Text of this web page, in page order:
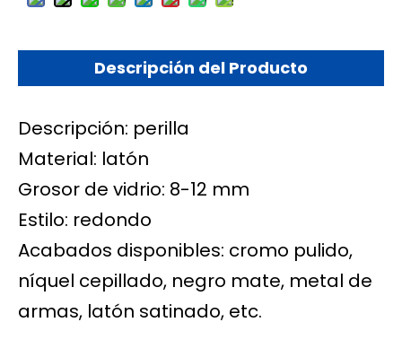
Descripción del Producto
Descripción: perilla
Material: latón
Grosor de vidrio: 8-12 mm
Estilo: redondo
Acabados disponibles: cromo pulido,
níquel cepillado, negro mate, metal de
armas, latón satinado, etc.